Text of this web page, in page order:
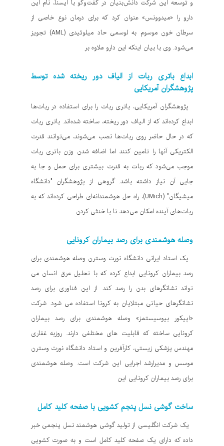
و توسعه این شرکت دانش‌بنیان در گفت‌وگو با ایسنا، نام این
دارو را «میدوونس» عنوان کرد که برای درمان نوع خاصی از
سرطان خون موسوم به لوسمی حاد میلوئیدی (AML) تجویز
می‌شود. وی با بیان اینکه این دارو علاوه بر
ابداع باتری ربات از الیاف دور ریخته شده توسط
پژوهشگران آمریکایی
پژوهشگران آمریکایی، باتری ربات را برای استفاده در ربات‌ها
ابداع کرده‌اند که از الیاف دور ریخته، ساخته شده‌اند. باتری ربات
که در حال حاضر روی ربات‌ها نصب می‌شوند، می‌توانند قدرت
الکتریکی آنها را تامین کنند اما اضافه شدن وزن باتری ربات
موجب می‌شود که ربات به قدرت بیشتری برای حمل و جا به
جایی آن نیاز داشته باشد. گروهی از پژوهشگران "دانشگاه
میشیگان" (UMich)، راه حل هوشمندانه‌ای طراحی کرده‌اند که به
ربات‌های آینده امکان می‌دهد تا با خنثی کردن
وصله هوشمندی برای رصد بیماران کرونایی
یک استاد ایرانی دانشگاه نورث وسترن وصله هوشمندی برای
رصد بیماران کرونایی ابداع کرده که با تحلیل عرق انسان می
تواند نشانگرهای بدن را رصد کند. از این فناوری برای رصد
نشانگرهای حیاتی مبتلایان به کرونا استفاده می شود. شرکت
«اپیکور بیوسیستمز» وصله هوشمندی برای رصد بیماران
کرونایی ساخته که قابلیت های مختلفی دارند. روزبه غفاری
مهندس پزشکی زیستی، کارآفرین و استاد دانشگاه نورث وسترن
موسس و مدیرارشد اجرایی این شرکت است. وصله هوشمندی
برای رصد بیماران کرونایی این
ساخت گوشی نسل پنجم کشویی با صفحه کلید کامل
یک شرکت انگلیسی از تولید گوشی هوشمند نسل پنجمی خبر
داده که دارای یک صفحه کلید کامل است و به صورت کشویی